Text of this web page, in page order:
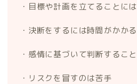
・目標や計画を立てることに
・決断をするには時間がかかる
・感情に基づいて判断するこ
・リスクを冒すのは苦手